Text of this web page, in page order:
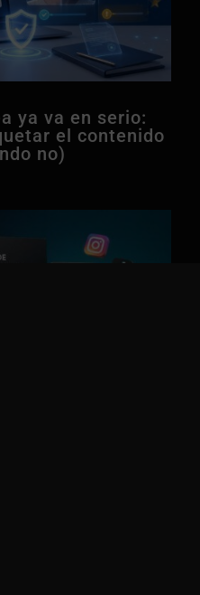
ya va en serio:
el contenido
no)